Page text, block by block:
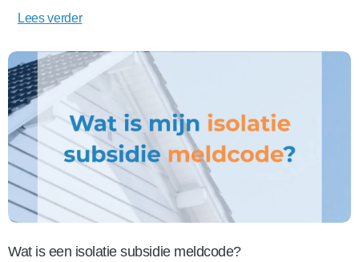
Lees verder
Wat is een isolatie subsidie meldcode?